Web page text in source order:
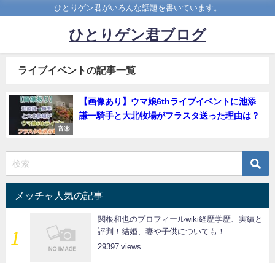
ひとりゲン君がいろんな話題を書いています。
ひとりゲン君ブログ
ライブイベントの記事一覧
音楽
【画像あり】ウマ娘6thライブイベントに池添
謙一騎手と大北牧場がフラスタ送った理由は？
メッチャ人気の記事
関根和也のプロフィールwiki経歴学歴、実績と
評判！結婚、妻や子供についても！
29397